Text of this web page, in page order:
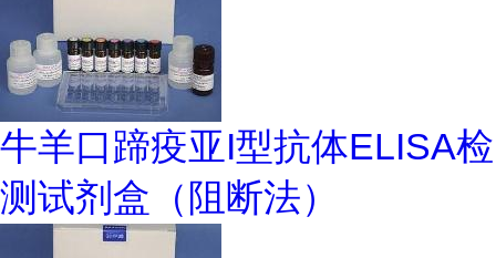
牛羊口蹄疫亚I型抗体ELISA检
测试剂盒（阻断法）